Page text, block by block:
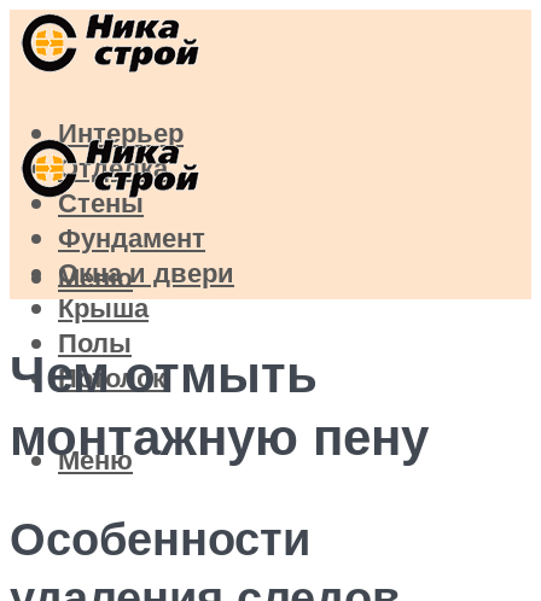
Интерьер
Отделка
Стены
Фундамент
Окна и двери
Крыша
Полы
Потолок
Меню
Меню
Чем отмыть
монтажную пену
Особенности